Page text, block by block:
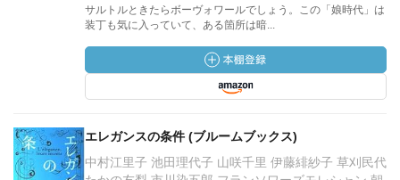
サルトルときたらボーヴォワールでしょう。この「娘時代」は
装丁も気に入っていて、ある箇所は暗...
エレガンスの条件 (ブルームブックス)
中村江里子 池田理代子 山咲千里 伊藤緋紗子 草刈民代